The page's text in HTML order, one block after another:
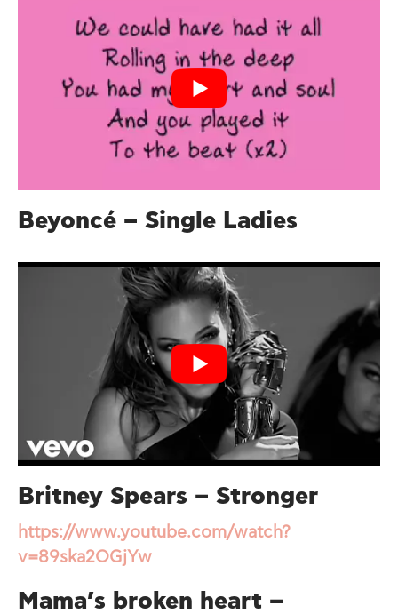
Beyoncé – Single Ladies
Britney Spears – Stronger
https://www.youtube.com/watch?
v=89ska2OGjYw
Mama’s broken heart –